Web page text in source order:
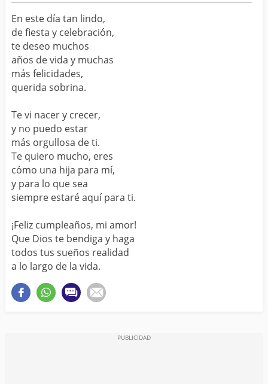
En este día tan lindo,
de fiesta y celebración,
te deseo muchos
años de vida y muchas
más felicidades,
querida sobrina.
Te vi nacer y crecer,
y no puedo estar
más orgullosa de ti.
Te quiero mucho, eres
cómo una hija para mí,
y para lo que sea
siempre estaré aquí para ti.
¡Feliz cumpleaños, mi amor!
Que Dios te bendiga y haga
todos tus sueños realidad
a lo largo de la vida.